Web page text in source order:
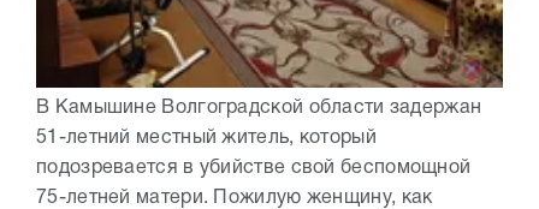
В Камышине Волгоградской области задержан
51-летний местный житель, который
подозревается в убийстве свой беспомощной
75-летней матери. Пожилую женщину, как